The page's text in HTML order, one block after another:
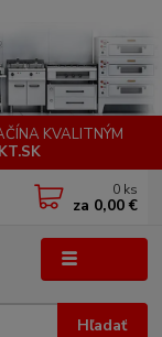
KVALITNÝM
Hľadať
0 ks
za 0,00 €